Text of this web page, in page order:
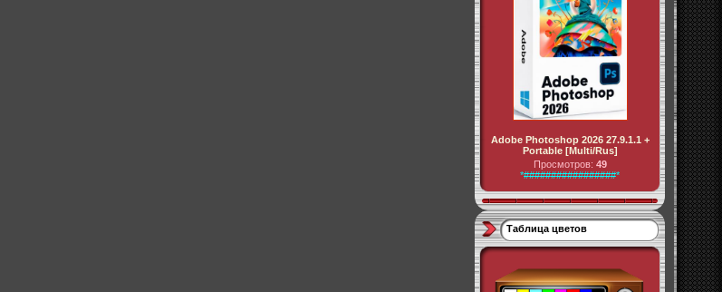
Adobe Photoshop 2026 27.9.1.1 +
Portable [Multi/Rus]
Просмотров: 49
*#################*
Таблица цветов